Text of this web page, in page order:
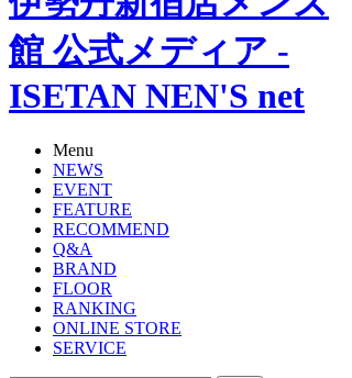
館 公式メディア -
ISETAN NEN'S net
Menu
NEWS
EVENT
FEATURE
RECOMMEND
Q&A
BRAND
FLOOR
RANKING
ONLINE STORE
SERVICE